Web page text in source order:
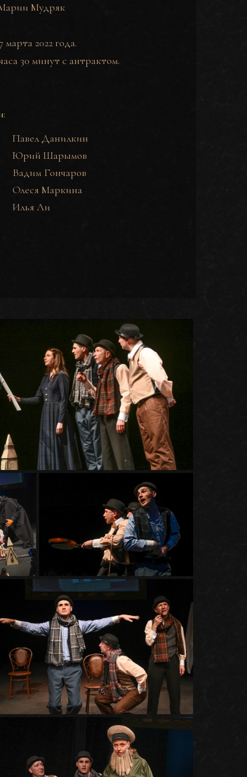
Мудряк
2022 года.
30 минут с антрактом.
:
Павел Данилкин
Юрий Шарымов
Вадим Гончаров
Олеся Маркина
Илья Ли